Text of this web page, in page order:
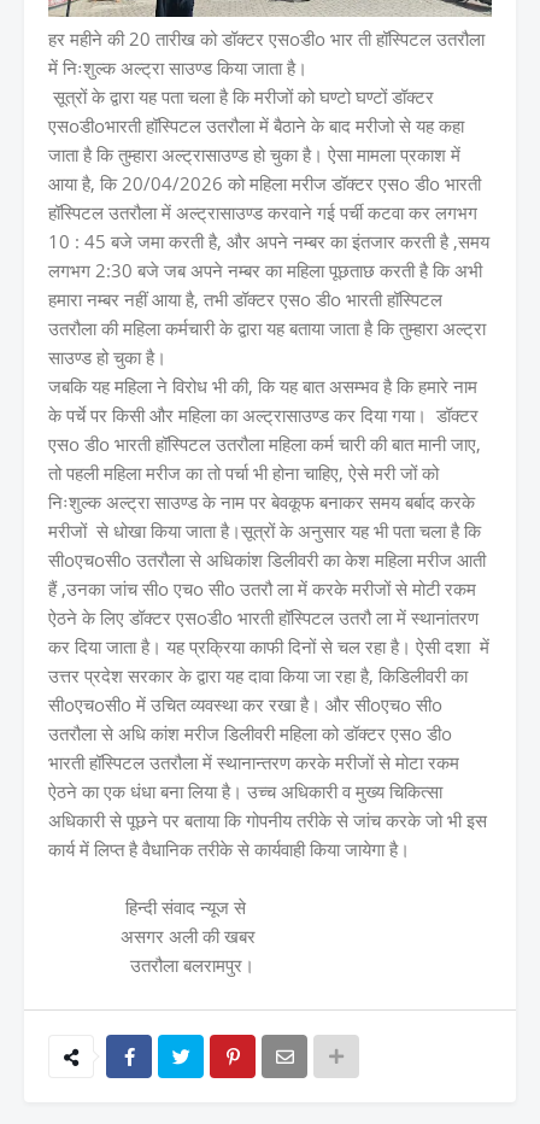
हर महीने की 20 तारीख को डॉक्टर एसoडीo भार ती हॉस्पिटल उतरौला
में निःशुल्क अल्ट्रा साउण्ड किया जाता है।
सूत्रों के द्वारा यह पता चला है कि मरीजों को घण्टो घण्टों डॉक्टर
एसoडीoभारती हॉस्पिटल उतरौला में बैठाने के बाद मरीजो से यह कहा
जाता है कि तुम्हारा अल्ट्रासाउण्ड हो चुका है। ऐसा मामला प्रकाश में
आया है, कि 20/04/2026 को महिला मरीज डॉक्टर एसo डीo भारती
हॉस्पिटल उतरौला में अल्ट्रासाउण्ड करवाने गई पर्ची कटवा कर लगभग
10 : 45 बजे जमा करती है, और अपने नम्बर का इंतजार करती है ,समय
लगभग 2:30 बजे जब अपने नम्बर का महिला पूछताछ करती है कि अभी
हमारा नम्बर नहीं आया है, तभी डॉक्टर एसo डीo भारती हॉस्पिटल
उतरौला की महिला कर्मचारी के द्वारा यह बताया जाता है कि तुम्हारा अल्ट्रा
साउण्ड हो चुका है।
जबकि यह महिला ने विरोध भी की, कि यह बात असम्भव है कि हमारे नाम
के पर्चे पर किसी और महिला का अल्ट्रासाउण्ड कर दिया गया। डॉक्टर
एसo डीo भारती हॉस्पिटल उतरौला महिला कर्म चारी की बात मानी जाए,
तो पहली महिला मरीज का तो पर्चा भी होना चाहिए, ऐसे मरी जों को
निःशुल्क अल्ट्रा साउण्ड के नाम पर बेवकूफ बनाकर समय बर्बाद करके
मरीजों से धोखा किया जाता है।सूत्रों के अनुसार यह भी पता चला है कि
सीoएचoसीo उतरौला से अधिकांश डिलीवरी का केश महिला मरीज आती
हैं ,उनका जांच सीo एचo सीo उतरौ ला में करके मरीजों से मोटी रकम
ऐठने के लिए डॉक्टर एसoडीo भारती हॉस्पिटल उतरौ ला में स्थानांतरण
कर दिया जाता है। यह प्रक्रिया काफी दिनों से चल रहा है। ऐसी दशा में
उत्तर प्रदेश सरकार के द्वारा यह दावा किया जा रहा है, किडिलीवरी का
सीoएचoसीo में उचित व्यवस्था कर रखा है। और सीoएचo सीo
उतरौला से अधि कांश मरीज डिलीवरी महिला को डॉक्टर एसo डीo
भारती हॉस्पिटल उतरौला में स्थानान्तरण करके मरीजों से मोटा रकम
ऐठने का एक धंधा बना लिया है। उच्च अधिकारी व मुख्य चिकित्सा
अधिकारी से पूछने पर बताया कि गोपनीय तरीके से जांच करके जो भी इस
कार्य में लिप्त है वैधानिक तरीके से कार्यवाही किया जायेगा है।
हिन्दी संवाद न्यूज से
असगर अली की खबर
उतरौला बलरामपुर।